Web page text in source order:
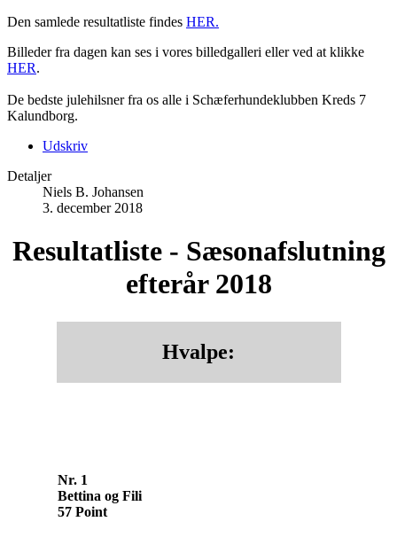
Den samlede resultatliste findes HER.
Billeder fra dagen kan ses i vores billedgalleri eller ved at klikke
HER.
De bedste julehilsner fra os alle i Schæferhundeklubben Kreds 7
Kalundborg.
Udskriv
Detaljer
Niels B. Johansen
3. december 2018
Resultatliste - Sæsonafslutning
efterår 2018
Hvalpe:
Nr. 1
Bettina og Fili
57 Point